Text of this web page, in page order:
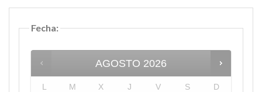
Fecha:
AGOSTO 2026
L M X J V S D